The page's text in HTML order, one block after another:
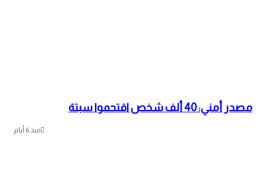
مصدر أمني: 40 ألف شخص اقتحموا سبتة
منذ 6 أيام